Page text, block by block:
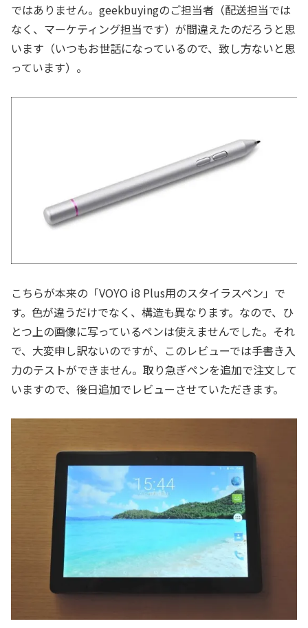
ではありません。geekbuyingのご担当者（配送担当では
なく、マーケティング担当です）が間違えたのだろうと思
います（いつもお世話になっているので、致し方ないと思
っています）。
こちらが本来の「VOYO i8 Plus用のスタイラスペン」で
す。色が違うだけでなく、構造も異なります。なので、ひ
とつ上の画像に写っているペンは使えませんでした。それ
で、大変申し訳ないのですが、このレビューでは手書き入
力のテストができません。取り急ぎペンを追加で注文して
いますので、後日追加でレビューさせていただきます。